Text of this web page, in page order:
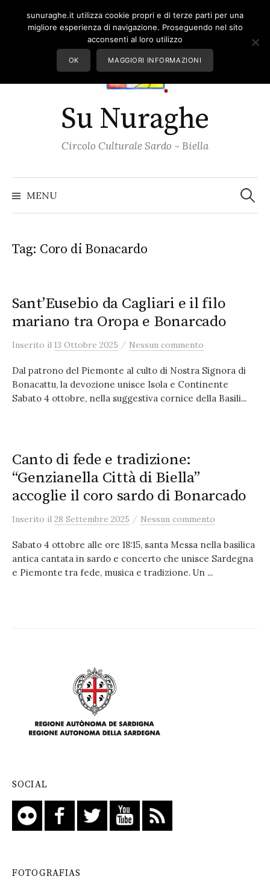
Su Nuraghe
Circolo Culturale Sardo ~ Biella
MENU per:
Tag: Coro di Bonacardo
Sant’Eusebio da Cagliari e il filo
mariano tra Oropa e Bonarcado
Inserito il 13 Ottobre 2025 / Nessun commento
Dal patrono del Piemonte al culto di Nostra Signora di
Bonacattu, la devozione unisce Isola e Continente
Sabato 4 ottobre, nella suggestiva cornice della Basili...
Canto di fede e tradizione:
“Genzianella Città di Biella”
accoglie il coro sardo di Bonarcado
Inserito il 28 Settembre 2025 / Nessun commento
Sabato 4 ottobre alle ore 18:15, santa Messa nella basilica
antica cantata in sardo e concerto che unisce Sardegna
e Piemonte tra fede, musica e tradizione. Un ...
SOCIAL
FOTOGRAFIAS
sunuraghe.it utilizza cookie propri e di terze parti per una
migliore esperienza di navigazione. Proseguendo nel sito
acconsenti al loro utilizzo
OK MAGGIORI INFORMAZIONI